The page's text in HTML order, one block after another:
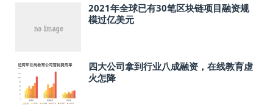
2021年全球已有30笔区块链项目融资规
模过亿美元
四大公司拿到行业八成融资，在线教育虚
火怎降